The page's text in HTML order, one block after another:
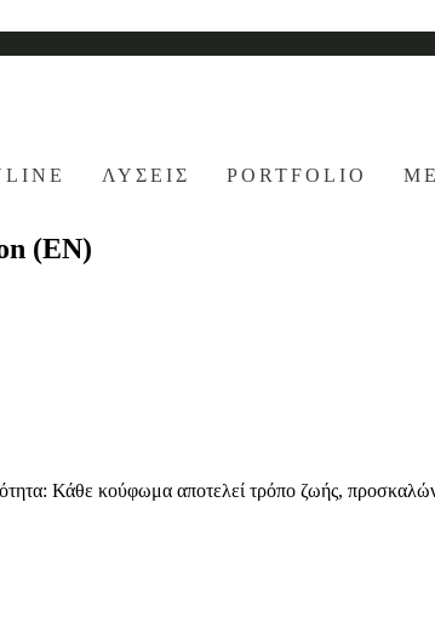
ΛΥΣΕΙΣ PORTFOLIO
(EN)
Κάθε κούφωμα αποτελεί τρόπο ζωής,